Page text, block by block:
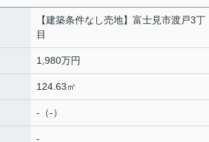
【建築条件なし売地】富士見市渡戸3丁
目
1,980万円
124.63㎡
-（-）
-